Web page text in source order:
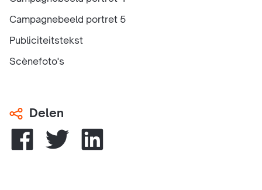
Campagnebeeld portret 5
Publiciteitstekst
Scènefoto's
Delen